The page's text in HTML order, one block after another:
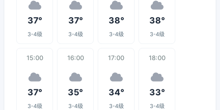
37°
3-4级
37°
3-4级
38°
3-4级
38°
3-4级
15:00
37°
3-4级
16:00
35°
3-4级
17:00
34°
3-4级
18:00
33°
3-4级